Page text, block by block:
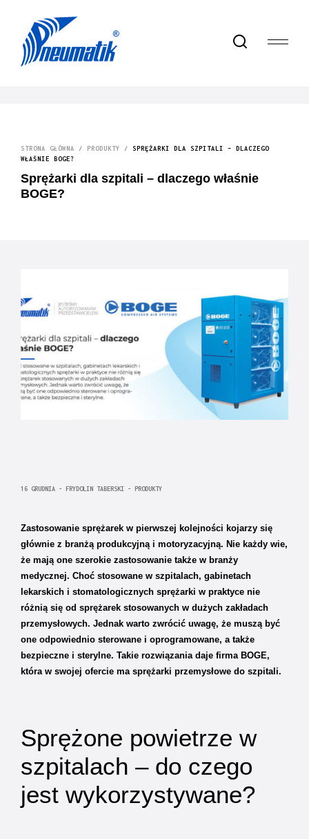
STRONA GŁÓWNA / PRODUKTY / SPRĘŻARKI DLA SZPITALI – DLACZEGO
WŁAŚNIE BOGE?
Sprężarki dla szpitali – dlaczego właśnie
BOGE?
16 GRUDNIA - FRYDOLIN TABERSKI - PRODUKTY
Zastosowanie sprężarek w pierwszej kolejności kojarzy się
głównie z branżą produkcyjną i motoryzacyjną. Nie każdy wie,
że mają one szerokie zastosowanie także w branży
medycznej. Choć stosowane w szpitalach, gabinetach
lekarskich i stomatologicznych sprężarki w praktyce nie
różnią się od sprężarek stosowanych w dużych zakładach
przemysłowych. Jednak warto zwrócić uwagę, że muszą być
one odpowiednio sterowane i oprogramowane, a także
bezpieczne i sterylne. Takie rozwiązania daje firma BOGE,
która w swojej ofercie ma sprężarki przemysłowe do szpitali.
Sprężone powietrze w
szpitalach – do czego
jest wykorzystywane?